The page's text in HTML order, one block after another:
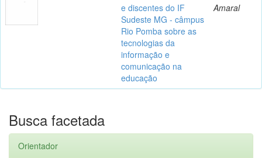
e discentes do IF
Sudeste MG - câmpus
Rio Pomba sobre as
tecnologias da
informação e
comunicação na
educação
Amaral
Busca facetada
Orientador